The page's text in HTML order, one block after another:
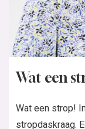
Wat een
Wat een strop!
stropdaskraag.